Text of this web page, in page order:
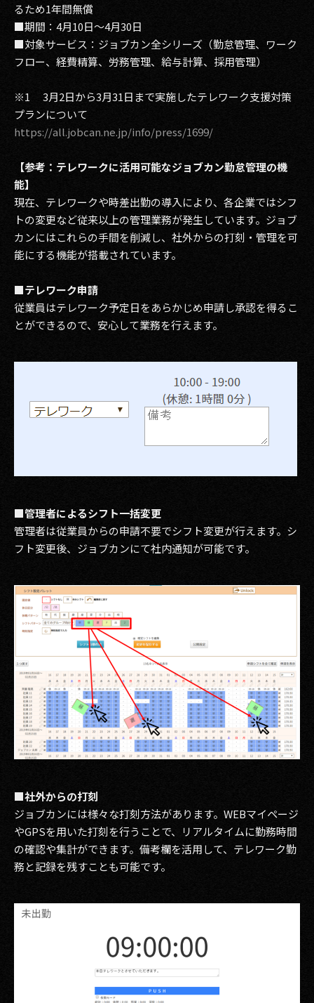
るため1年間無償
■期間：4月10日～4月30日
■対象サービス：ジョブカン全シリーズ（勤怠管理、ワーク
フロー、経費精算、労務管理、給与計算、採用管理）
※1 3月2日から3月31日まで実施したテレワーク支援対策
プランについて
https://all.jobcan.ne.jp/info/press/1699/
【参考：テレワークに活用可能なジョブカン勤怠管理の機
能】
現在、テレワークや時差出勤の導入により、各企業ではシフ
トの変更など従来以上の管理業務が発生しています。ジョブ
カンにはこれらの手間を削減し、社外からの打刻・管理を可
能にする機能が搭載されています。
■テレワーク申請
従業員はテレワーク予定日をあらかじめ申請し承認を得るこ
とができるので、安心して業務を行えます。
■管理者によるシフト一括変更
管理者は従業員からの申請不要でシフト変更が行えます。シ
フト変更後、ジョブカンにて社内通知が可能です。
■社外からの打刻
ジョブカンには様々な打刻方法があります。WEBマイページ
やGPSを用いた打刻を行うことで、リアルタイムに勤務時間
の確認や集計ができます。備考欄を活用して、テレワーク勤
務と記録を残すことも可能です。